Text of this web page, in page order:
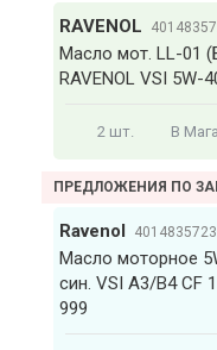
RAVENOL
Масло мот. LL-01
RAVENOL VSI 5W-
2 шт. В
ПРЕДЛОЖЕНИЯ ПО
Ravenol
Масло моторное
син. VSI A3/B4 CF
999